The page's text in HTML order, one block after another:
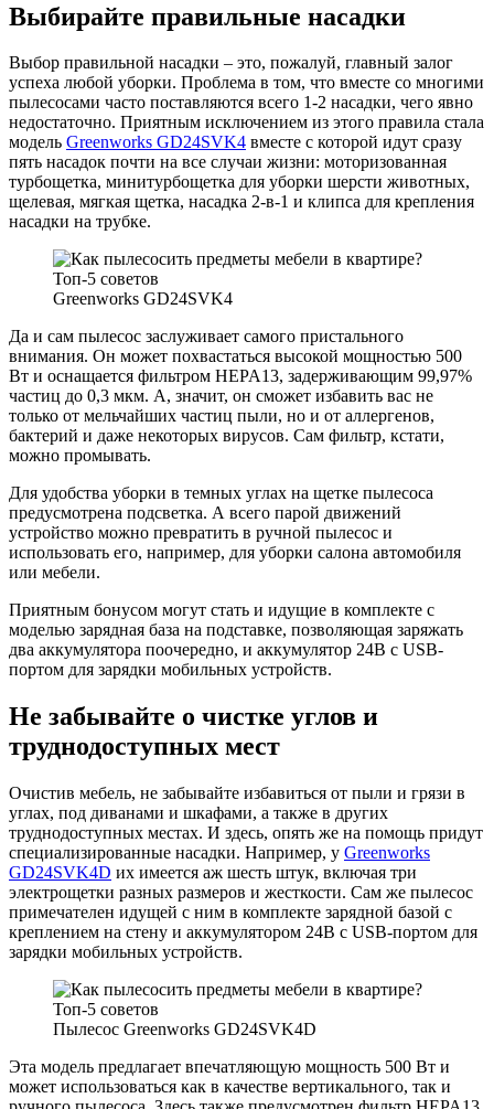
Выбирайте правильные насадки
Выбор правильной насадки – это, пожалуй, главный залог
успеха любой уборки. Проблема в том, что вместе со многими
пылесосами часто поставляются всего 1-2 насадки, чего явно
недостаточно. Приятным исключением из этого правила стала
модель Greenworks GD24SVK4 вместе с которой идут сразу
пять насадок почти на все случаи жизни: моторизованная
турбощетка, минитурбощетка для уборки шерсти животных,
щелевая, мягкая щетка, насадка 2-в-1 и клипса для крепления
насадки на трубке.
Greenworks GD24SVK4
Да и сам пылесос заслуживает самого пристального
внимания. Он может похвастаться высокой мощностью 500
Вт и оснащается фильтром HEPA13, задерживающим 99,97%
частиц до 0,3 мкм. А, значит, он сможет избавить вас не
только от мельчайших частиц пыли, но и от аллергенов,
бактерий и даже некоторых вирусов. Сам фильтр, кстати,
можно промывать.
Для удобства уборки в темных углах на щетке пылесоса
предусмотрена подсветка. А всего парой движений
устройство можно превратить в ручной пылесос и
использовать его, например, для уборки салона автомобиля
или мебели.
Приятным бонусом могут стать и идущие в комплекте с
моделью зарядная база на подставке, позволяющая заряжать
два аккумулятора поочередно, и аккумулятор 24В с USB-
портом для зарядки мобильных устройств.
Не забывайте о чистке углов и
труднодоступных мест
Очистив мебель, не забывайте избавиться от пыли и грязи в
углах, под диванами и шкафами, а также в других
труднодоступных местах. И здесь, опять же на помощь придут
специализированные насадки. Например, у Greenworks
GD24SVK4D их имеется аж шесть штук, включая три
электрощетки разных размеров и жесткости. Сам же пылесос
примечателен идущей с ним в комплекте зарядной базой с
креплением на стену и аккумулятором 24В с USB-портом для
зарядки мобильных устройств.
Пылесос Greenworks GD24SVK4D
Эта модель предлагает впечатляющую мощность 500 Вт и
может использоваться как в качестве вертикального, так и